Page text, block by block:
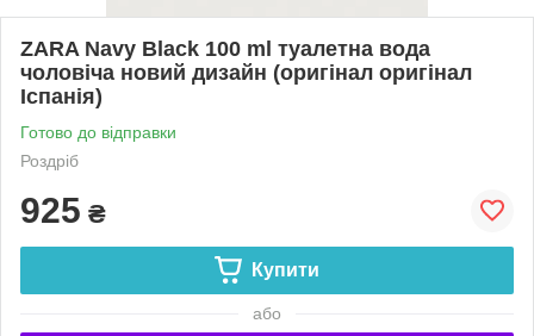
ZARA Navy Black 100 ml туалетна вода
чоловіча новий дизайн (оригінал оригінал
Іспанія)
Готово до відправки
Роздріб
925 ₴
Купити
або